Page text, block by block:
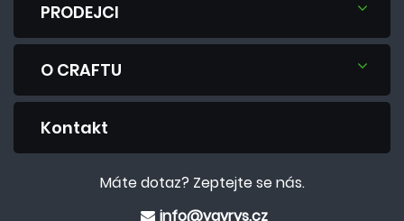
PRODEJCI
O CRAFTU
Kontakt
Máte dotaz? Zeptejte se nás.
info@vavrys.cz